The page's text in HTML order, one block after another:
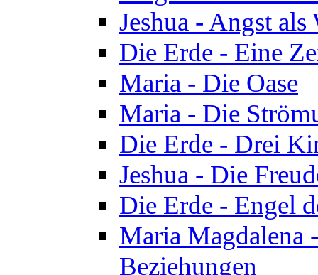
Jeshua - Angst als
Die Erde - Eine
Maria - Die Oase
Maria - Die
Die Erde - Drei
Jeshua - Die
Die Erde - Engel
Maria Magdalena
Beziehungen